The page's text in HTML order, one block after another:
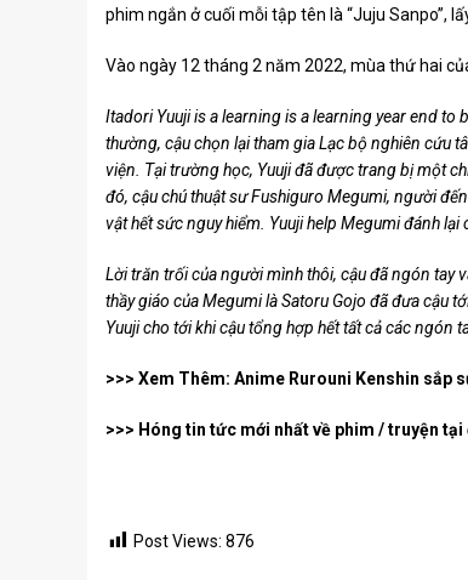
phim ngắn ở cuối mỗi tập tên là “Juju Sanpo”,
Vào ngày 12 tháng 2 năm 2022, mùa thứ hai
Itadori Yuuji is a learning is a learning year end
thường, cậu chọn lại tham gia Lạc bộ nghiên cứu
viện. Tại trường học, Yuuji đã được trang bị một
đó, cậu chú thuật sư Fushiguro Megumi, người
vật hết sức nguy hiểm. Yuuji help Megumi đánh
Lời trăn trối của người mình thôi, cậu đã ngón tay
thầy giáo của Megumi là Satoru Gojo đã đưa cậu
Yuuji cho tới khi cậu tổng hợp hết tất cả các ngón
>>> Xem Thêm: Anime Rurouni Kenshin sắp
>>> Hóng tin tức mới nhất về phim / truyện tại
Post Views: 876